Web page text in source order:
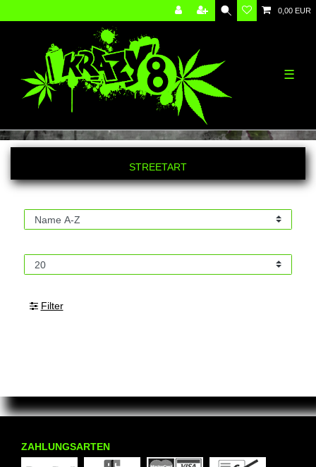
0,00 EUR
☰
STREETART
Filter
ZAHLUNGSARTEN